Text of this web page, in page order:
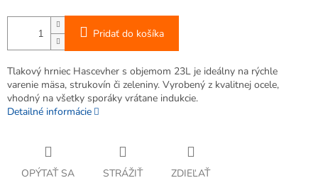
Pridať do košíka
Tlakový hrniec Hascevher s objemom 23L je ideálny na rýchle
varenie mäsa, strukovín či zeleniny. Vyrobený z kvalitnej ocele,
vhodný na všetky sporáky vrátane indukcie.
Detailné informácie
OPÝTAŤ SA STRÁŽIŤ ZDIEĽAŤ